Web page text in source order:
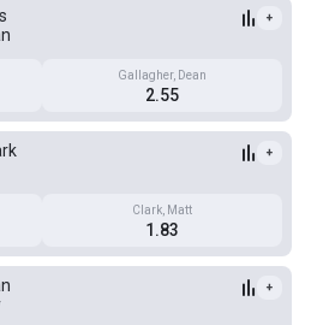
+
Gallagher, Dean
2.55
+
Clark, Matt
1.83
+